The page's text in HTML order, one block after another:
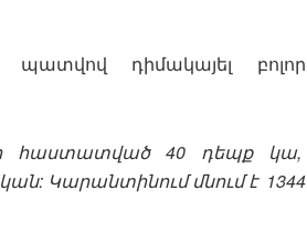
դիմակայել բոլոր
հաստատված40 դեպք կա,
: Կարանտինումմնումէ1344